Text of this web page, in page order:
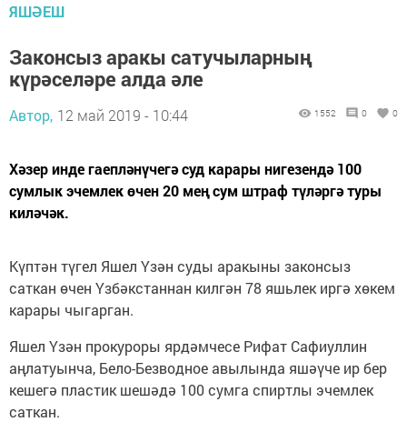
ЯШӘЕШ
Законсыз аракы сатучыларның
күрәселәре алда әле
Автор, 12 май 2019 - 10:44 1552 0 0
Хәзер инде гаепләнүчегә суд карары нигезендә 100
сумлык эчемлек өчен 20 мең сум штраф түләргә туры
киләчәк.
Күптән түгел Яшел Үзән суды аракыны законсыз
саткан өчен Үзбәкстаннан килгән 78 яшьлек иргә хөкем
карары чыгарган.
Яшел Үзән прокуроры ярдәмчесе Рифат Сафиуллин
аңлатуынча, Бело-Безводное авылында яшәүче ир бер
кешегә пластик шешәдә 100 сумга спиртлы эчемлек
саткан.